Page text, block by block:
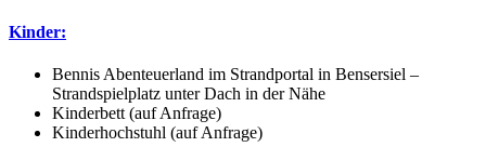
Kinder:
Bennis Abenteuerland im Strandportal in Bensersiel –
Strandspielplatz unter Dach in der Nähe
Kinderbett (auf Anfrage)
Kinderhochstuhl (auf Anfrage)